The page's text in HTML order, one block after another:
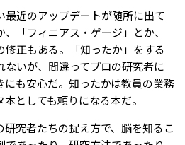
近のアップデートが随所に出て
「フィニアス・ゲージ」とか、
修正もある。「知ったか」をする
ないが、間違ってプロの研究者に
も安心だ。知ったかは教員の業務
としても頼りになる本だ。
究者たちの捉え方で、脳を知るこ